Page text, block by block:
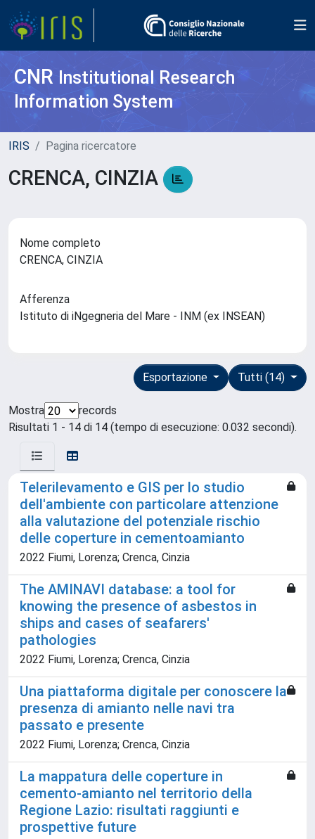
CNR Institutional Research
Information System
IRIS Pagina ricercatore
CRENCA, CINZIA
Nome completo
CRENCA, CINZIA
Afferenza
Istituto di iNgegneria del Mare - INM (ex INSEAN)
Tutti (14)
Esportazione
Mostra
records
Risultati 1 - 14 di 14 (tempo di esecuzione: 0.032 secondi).
Telerilevamento e GIS per lo studio
dell'ambiente con particolare attenzione
alla valutazione del potenziale rischio
delle coperture in cementoamianto
2022 Fiumi, Lorenza; Crenca, Cinzia
The AMINAVI database: a tool for
knowing the presence of asbestos in
ships and cases of seafarers'
pathologies
2022 Fiumi, Lorenza; Crenca, Cinzia
Una piattaforma digitale per conoscere la
presenza di amianto nelle navi tra
passato e presente
2022 Fiumi, Lorenza; Crenca, Cinzia
La mappatura delle coperture in
cemento-amianto nel territorio della
Regione Lazio: risultati raggiunti e
prospettive future